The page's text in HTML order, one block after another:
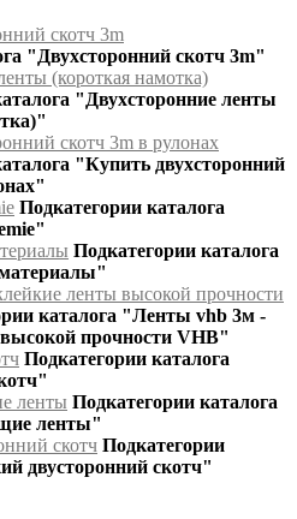
скотч 3m
"Двухсторонний скотч 3m"
(короткая намотка)
"Двухсторонние ленты
скотч 3m в рулонах
"Купить двухсторонний
Подкатегории каталога
Подкатегории каталога
ленты высокой прочности
каталога "Ленты vhb 3м -
прочности VHB"
Подкатегории каталога
ленты Подкатегории каталога
ленты"
скотч Подкатегории
двусторонний скотч"